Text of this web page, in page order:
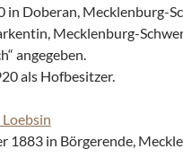
Doberan, Mecklenburg-
Mecklenburg-
angegeben.
als Hofbesitzer.
1883 in Börgerende,